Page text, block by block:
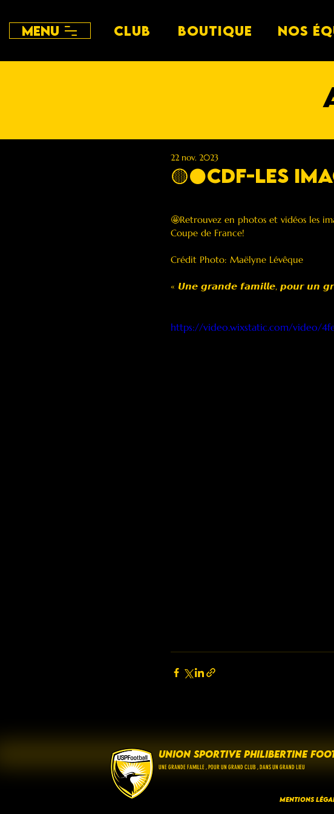
Menu CLUB BOUTIQUE Nos
🟡⚫️CDF-Les
22 nov. 2023
🤩Retrouvez en photos et vidéos les
Coupe de France!
Crédit Photo: Maëlyne Lévêque
« 𝙐𝙣𝙚 𝙜𝙧𝙖𝙣𝙙𝙚 𝙛𝙖𝙢𝙞𝙡𝙡𝙚, 𝙥𝙤𝙪𝙧 𝙪𝙣
https://video.wixstatic.com/video/
UNION SPORTIVE PHILIBERTINE
UNE GRANDE FAMILLE , POUR UN GRAND CLUB , DANS UN GRAND LIEU
Mentions